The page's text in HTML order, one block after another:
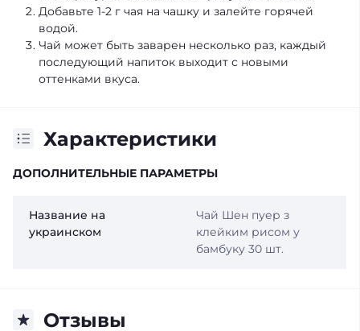
Добавьте 1-2 г чая на чашку и залейте горячей
водой.
Чай может быть заварен несколько раз, каждый
последующий напиток выходит с новыми
оттенками вкуса.
Характеристики
ДОПОЛНИТЕЛЬНЫЕ ПАРАМЕТРЫ
Название на
украинском
Чай Шен пуер з
клейким рисом у
бамбуку 30 шт.
Отзывы